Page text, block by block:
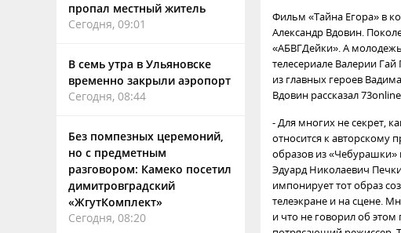
пропал местный житель
Сегодня, 09:01
В семь утра в Ульяновске
временно закрыли аэропорт
Сегодня, 08:44
Без помпезных церемоний,
но с предметным
разговором: Камеко посетил
димитровградский
«ЖгутКомплект»
Сегодня, 08:20
Фильм «Тайна Егора» в
Александр Вдовин.
«АБВГДейки». А
телесериале Валерии
из главных героев
Вдовин рассказал
- Для многих не секрет,
относится к авторскому
образов из «Чебурашки»
Эдуард Николаевич
импонирует тот образ
телеэкране и на сцене.
и что не говорил об